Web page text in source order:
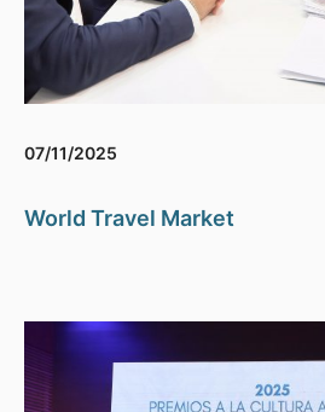
07/11/2025
World Travel Market